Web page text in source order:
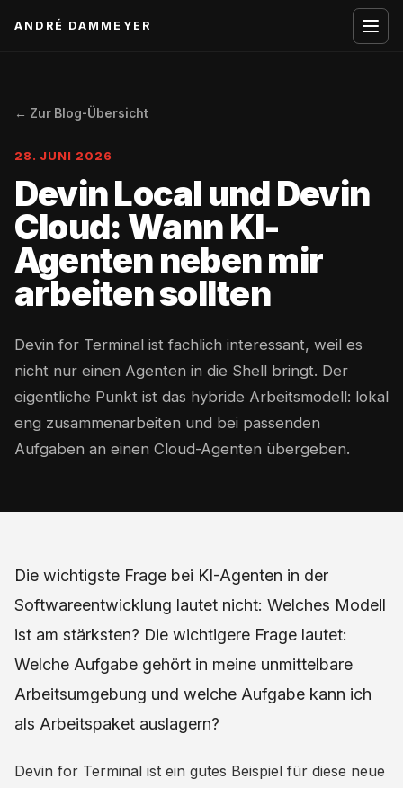
ANDRÉ DAMMEYER
← Zur Blog-Übersicht
28. JUNI 2026
Devin Local und Devin
Cloud: Wann KI-
Agenten neben mir
arbeiten sollten
Devin for Terminal ist fachlich interessant, weil es
nicht nur einen Agenten in die Shell bringt. Der
eigentliche Punkt ist das hybride Arbeitsmodell: lokal
eng zusammenarbeiten und bei passenden
Aufgaben an einen Cloud-Agenten übergeben.
Die wichtigste Frage bei KI-Agenten in der
Softwareentwicklung lautet nicht: Welches Modell
ist am stärksten? Die wichtigere Frage lautet:
Welche Aufgabe gehört in meine unmittelbare
Arbeitsumgebung und welche Aufgabe kann ich
als Arbeitspaket auslagern?
Devin for Terminal ist ein gutes Beispiel für diese neue